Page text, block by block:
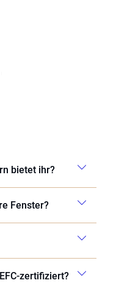
bietet ihr?
Fenster?
zertifiziert?